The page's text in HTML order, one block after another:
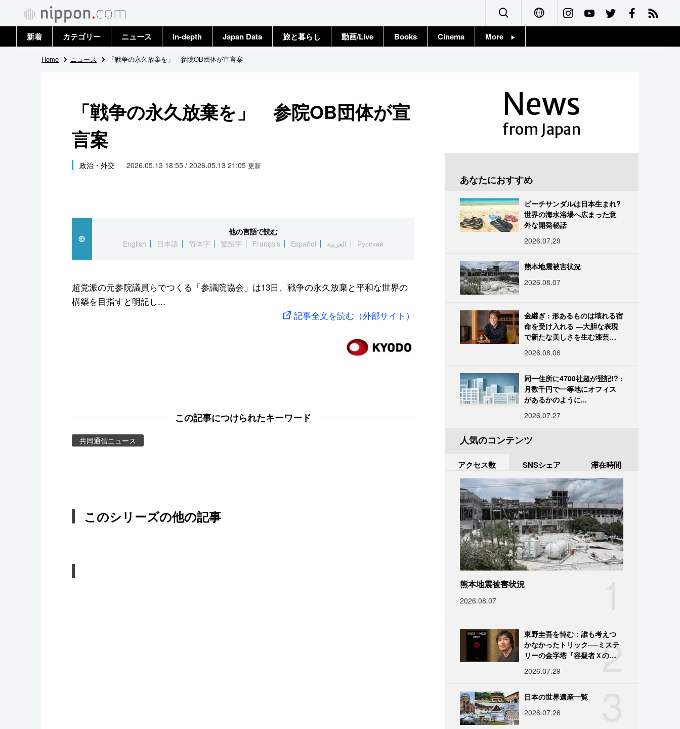
Français
新着 カテゴリー
政治・外交
社会
文化
スポーツ・東京2020
ニュース
トップ
In-depth Japan Data 旅と暮らし 動画/Live Books Cinema More
Home ニュース 「戦争の永久放棄を」 参院OB団体が宣言案
「戦争の永久放棄を」 参院OB団体が宣
言案
政治・外交 2026.05.13 18:55 / 2026.05.13 21:05 更新
他の言語で読む
English
日本語 简体字 繁體字 Français Español العربية Русский
超党派の元参院議員らでつくる「参議院協会」は13日、戦争の永久放棄と平和な世界の
構築を目指すと明記し...
記事全文を読む（外部サイト）
この記事につけられたキーワード
共同通信ニュース
このシリーズの他の記事
News
from Japan
あなたにおすすめ
ビーチサンダルは日本生まれ?
世界の海水浴場へ広まった意
外な開発秘話
2026.07.29
熊本地震被害状況
2026.08.07
金継ぎ : 形あるものは壊れる宿
命を受け入れる ―大胆な表現
で新たな美しさを生む漆芸修
2026.08.06
同一住所に4700社超が登記!? :
月数千円で一等地にオフィス
があるかのように...
2026.07.27
人気のコンテンツ
アクセス数 SNSシェア 滞在時間
熊本地震被害状況
2026.08.07
2
東野圭吾を悼む：誰も考えつ
かなかったトリック──ミステ
リーの金字塔『容疑者Ｘの献
2026.07.29
日本の世界遺産一覧
2026.07.26